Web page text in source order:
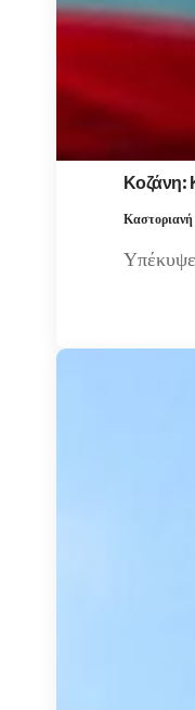
Κοζάνη:
Καστοριανή
Υπέκυψε